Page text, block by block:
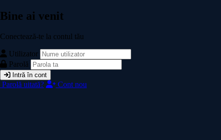
Bine ai venit
Conectează-te la contul tău
Utilizator
Parolă
Intră în cont
Parolă uitată? Cont nou